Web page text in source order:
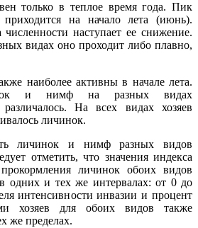
только в теплое время года. Пик
приходится на начало лета (июнь).
наступает ее снижение.
видах оно проходит либо плавно,
наиболее активны в начале лета.
и нимф на разных видах
На всех видах хозяев
личинок.
личинок и нимф разных видов
отметить, что значения индекса
личинок обоих видов
одних и тех же интервалах: от 0 до
интенсивности инвазии и процент
хозяев для обоих видов также
же пределах.